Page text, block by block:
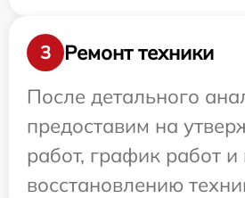
3
Ремонт техники
После детального
предоставим на
работ, график работ
восстановлению